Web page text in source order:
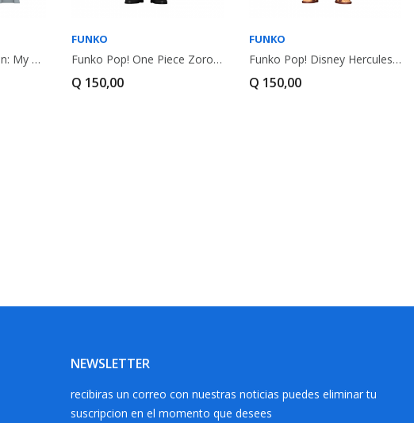
Funko Pop! Animation: My Hero Academia...
FUNKO
Funko Pop! One Piece Zoro (Live Action)
Q 150,00
FUNKO
Funko Pop! Disney Hercules With Bow
Q 150,00
NEWSLETTER
recibiras un correo con nuestras noticias puedes eliminar tu
suscripcion en el momento que desees